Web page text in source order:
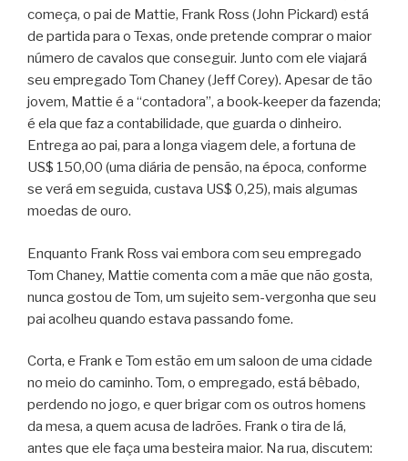
começa, o pai de Mattie, Frank Ross (John Pickard) está
de partida para o Texas, onde pretende comprar o maior
número de cavalos que conseguir. Junto com ele viajará
seu empregado Tom Chaney (Jeff Corey). Apesar de tão
jovem, Mattie é a “contadora”, a book-keeper da fazenda;
é ela que faz a contabilidade, que guarda o dinheiro.
Entrega ao pai, para a longa viagem dele, a fortuna de
US$ 150,00 (uma diária de pensão, na época, conforme
se verá em seguida, custava US$ 0,25), mais algumas
moedas de ouro.
Enquanto Frank Ross vai embora com seu empregado
Tom Chaney, Mattie comenta com a mãe que não gosta,
nunca gostou de Tom, um sujeito sem-vergonha que seu
pai acolheu quando estava passando fome.
Corta, e Frank e Tom estão em um saloon de uma cidade
no meio do caminho. Tom, o empregado, está bêbado,
perdendo no jogo, e quer brigar com os outros homens
da mesa, a quem acusa de ladrões. Frank o tira de lá,
antes que ele faça uma besteira maior. Na rua, discutem: